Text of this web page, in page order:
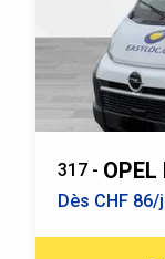
317 - OPEL
Dès CHF